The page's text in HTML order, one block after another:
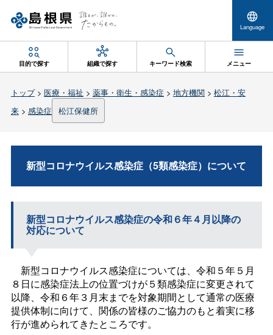
Language
目的で探す 組織で探す キーワード検索 メニュー
トップ> 医療・福祉 > 薬事・衛生・感染症 > 地方機関> 松江・安
来> 感染症 松江保健所
新型コロナウイルス感染症（5類感染症）について
新型コロナウイルス感染症の令和６年４月以降の
対応について
新型コロナウイルス感染症については、令和５年５月
８日に感染症法上の位置づけが５類感染症に変更されて
以降、令和６年３月末までを対象期間として通常の医療
提供体制に向けて、関係の皆様のご協力のもと着実に移
行が進められてきたところです。